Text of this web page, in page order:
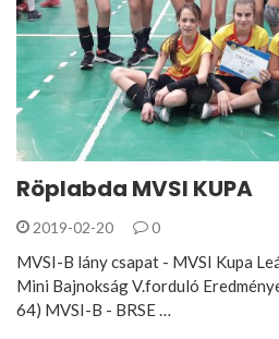
Röplabda MVSI KUPA
2019-02-20 0
MVSI-B lány csapat - MVSI Kupa
Mini Bajnokság V.forduló
64) MVSI-B - BRSE …